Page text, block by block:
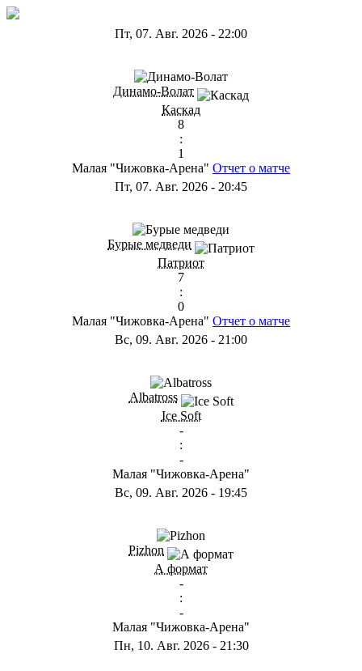
Пт, 07. Авг. 2026 - 22:00
Динамо-Волат
Каскад
8
:
1
Малая "Чижовка-Арена" Отчет о матче
Пт, 07. Авг. 2026 - 20:45
Бурые медведи
Патриот
7
:
0
Малая "Чижовка-Арена" Отчет о матче
Вс, 09. Авг. 2026 - 21:00
Albatross
Ice Soft
-
:
-
Малая "Чижовка-Арена"
Вс, 09. Авг. 2026 - 19:45
Pizhon
А формат
-
:
-
Малая "Чижовка-Арена"
Пн, 10. Авг. 2026- 21:30